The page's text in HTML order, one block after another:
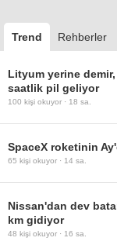
Trend Rehberler
Lityum yerine
saatlik pil geliyor
100 kişi okuyor · 18 sa.
SpaceX roketinin
65 kişi okuyor · 14 sa.
Nissan'dan dev
km gidiyor
48 kişi okuyor · 16 sa.